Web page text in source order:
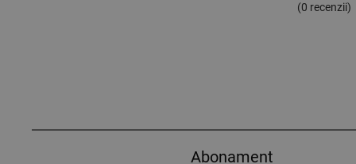
(0 recenzii)
Abonament